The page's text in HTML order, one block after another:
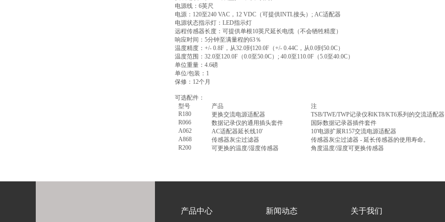
电源线： 6英尺
电源： 120至240 VAC ， 12 VDC （可提供INTL接头） ; AC适配器
电源状态指示灯： LED指示灯
远程传感器长度：可提供单根10英尺延长电缆（不会牺牲精度）
响应时间： 5分钟至满量程的63％
温度精度： +/- 0.8F ，从32.0到 120.0F （+/- 0.44C ，从0.0到 50.0C）
温度范围： 32.0至120.0F （0.0至50.0C） ; 40.0至110.0F （5.0至40.0C）
单位重量： 4.6磅
单位/包装： 1
保修： 12个月
可选配件：
型号
产品
注
R180
更换交流电源适配器 TSB/TWE/TWP记录仪和KT8/KT6系列的交流适配
R066
数据记录仪的通用插头套件
国际数据记录器插件套件
A062
AC适配器延长线10' 10'电源扩展R157交流电源适配器
A868
传感器灰尘过滤器 传感器灰尘过滤器 - 延长传感器的使用寿命。
R200
可更换的温度/湿度传感器 角度温度/湿度可更换传感器
产品中心 新闻动态 关于我们